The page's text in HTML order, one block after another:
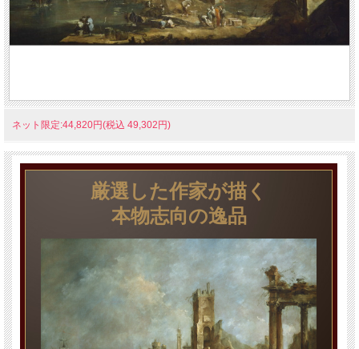
ネット限定:44,820円(税込 49,302円)
厳選した作家が描く
本物志向の逸品